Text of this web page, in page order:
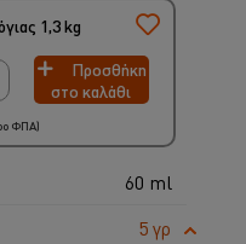
1,3 kg
Προσθήκη
στο καλάθι
ΦΠΑ)
60 ml
5 γρ